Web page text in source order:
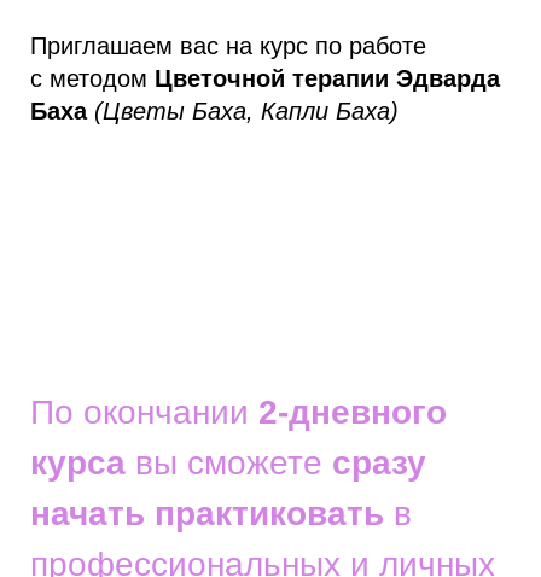
Приглашаем вас на курс по работе
с методом Цветочной терапии Эдварда
Баха (Цветы Баха, Капли Баха)
По окончании 2-дневного
курса вы сможете сразу
начать практиковать в
профессиональных и личных